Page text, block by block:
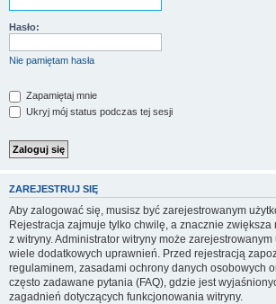
Hasło:
Nie pamiętam hasła
Zapamiętaj mnie
Ukryj mój status podczas tej sesji
ZAREJESTRUJ SIĘ
Aby zalogować się, musisz być zarejestrowanym
Rejestracja zajmuje tylko chwilę, a znacznie zwiększa
z witryny. Administrator witryny może
wiele dodatkowych uprawnień. Przed rejestracją
regulaminem, zasadami ochrony danych osobowych
często zadawane pytania (FAQ), gdzie jest
zagadnień dotyczących funkcjonowania witryny.